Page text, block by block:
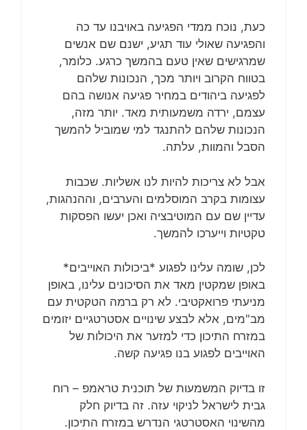
כעת, נוכח ממדי הפגיעה באויבנו עד כה
והפגיעה שאולי עוד תגיע, ישנם שם אנשים
שמרגישים שאין טעם בהמשך כרגע. כלומר,
בטווח הקרוב ויותר מכך, הנכונות שלהם
לפגיעה ביהודים במחיר פגיעה אנושה בהם
עצמם, ירדה משמעותית מאד. יותר מזה,
הנכונות שלהם להתנגד למי שמוביל להמשך
הסבל והמוות, עלתה.
אבל לא צריכות להיות לנו אשליות. שכבות
עצומות בקרב המוסלמים והערבים, וההנהגות,
עדיין שם עם המוטיבציה ואכן יעשו הפסקות
טקטיות וייערכו להמשך.
לכן, שומה עלינו לפגוע *ביכולות האוייבים*
באופן שמקטין מאד את הסיכונים עלינו, באופן
מניעתי פרואקטיבי. לא רק ברמה הטקטית עם
מב"מים, אלא לבצע שינויים אסטרטגיים יזומים
במזרח התיכון כדי למזער את היכולות של
האוייבים לפגוע בנו פגיעה קשה.
זו בדיוק המשמעות של תוכנית טראמפ – רוח
גבית לישראל לניקוי עזה. זה בדיוק חלק
מהשינוי האסטרטגי הנדרש במזרח התיכון.